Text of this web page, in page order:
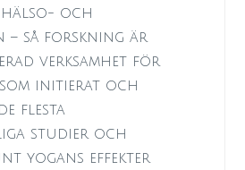
och
– så forskning är
verksamhet för
som initierat och
flesta
studier och
yogans effekter